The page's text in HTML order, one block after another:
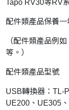
Tapo RV30等RV
配件類產品保養一
（配件類產品例
等。）
配件類產品型號
USB轉換器：TL-
UE200、UE305